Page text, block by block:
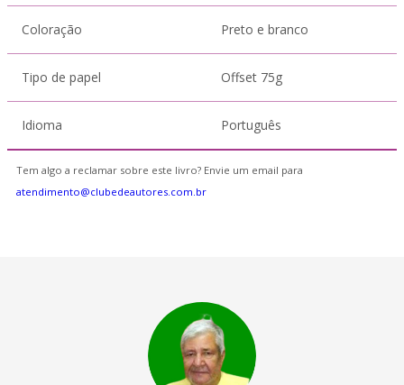
Coloração Preto e branco
Tipo de papel Offset 75g
Idioma Português
Tem algo a reclamar sobre este livro? Envie um email para
atendimento@clubedeautores.com.br